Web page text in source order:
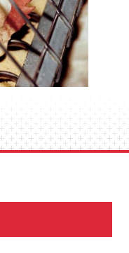
reduciendo así el
la